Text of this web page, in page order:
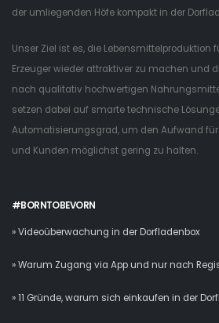
der umliegenden Höfe kompakt in der
Unser Ziel ist es, die Lebensmittelproduktion
Erzeuger wieder attraktiver zu machen und
nach qualitativ hochwertigen
setzen dabei auf smarte technische
Automatisierungsgrad, um den Aufwand für
und Kunden möglichst gering zu halten.
#BORNTOBEVORN
» Videoüberwachung in der Dorfladenbox
» Warum Zugang via App und nur nach
» 11 Gründe, warum sich einkaufen in der